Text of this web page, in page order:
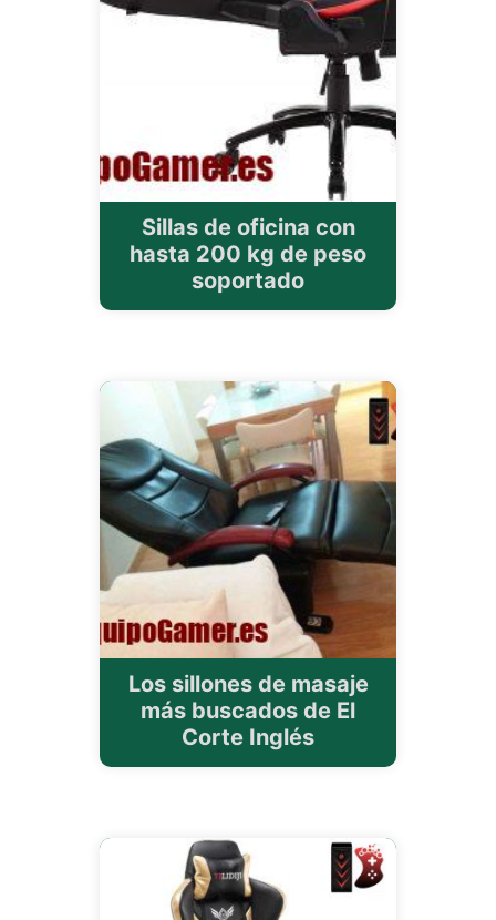
Sillas de oficina con
hasta 200 kg de peso
soportado
Los sillones de masaje
más buscados de El
Corte Inglés